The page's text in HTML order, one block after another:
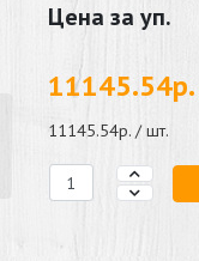
Цена за уп.
11145.54р.
11145.54р. / шт.